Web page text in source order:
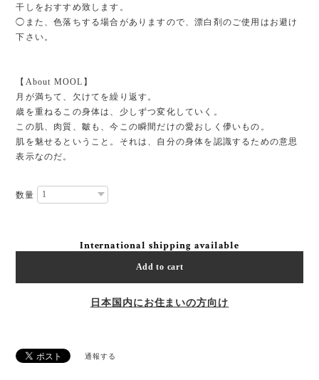
干しをおすすめ致します。
◯また、色落ちする場合がありますので、漂白剤のご使用はお避け
下さい。
【About MOOL】
月が満ちて、欠けてを繰り返す。
歳を重ねるこの身体は、少しずつ変化していく。
この肌、肉質、皺も、今この瞬間だけの愛おしく儚いもの。
肌を魅せるということ。それは、自分の身体を認識するための意思
表示なのだ。
数量
International shipping available
Add to cart
日本国内にお住まいの方向け
通報する